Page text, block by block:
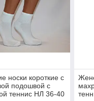
носки короткие с
подошвой с
теннис НЛ 36-40